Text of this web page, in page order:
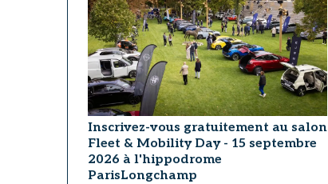
Inscrivez-vous gratuitement au salon
Fleet & Mobility Day - 15 septembre
2026 à l'hippodrome
ParisLongchamp